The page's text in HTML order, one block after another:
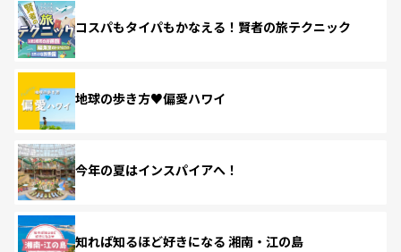
コスパもタイパもかなえる！賢者の旅テクニック
地球の歩き方♥偏愛ハワイ
今年の夏はインスパイアへ！
知れば知るほど好きになる 湘南・江の島